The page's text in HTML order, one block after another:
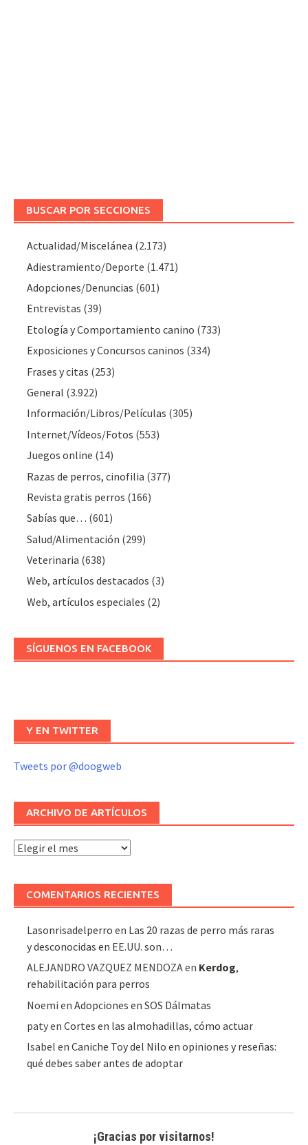
BUSCAR POR SECCIONES
Actualidad/Miscelánea (2.173)
Adiestramiento/Deporte (1.471)
Adopciones/Denuncias (601)
Entrevistas (39)
Etología y Comportamiento canino (733)
Exposiciones y Concursos caninos (334)
Frases y citas (253)
General (3.922)
Información/Libros/Películas (305)
Internet/Vídeos/Fotos (553)
Juegos online (14)
Razas de perros, cinofilia (377)
Revista gratis perros (166)
Sabías que… (601)
Salud/Alimentación (299)
Veterinaria (638)
Web, artículos destacados (3)
Web, artículos especiales (2)
SÍGUENOS EN FACEBOOK
Y EN TWITTER
Tweets por @doogweb
ARCHIVO DE ARTÍCULOS
Archivo
COMENTARIOS RECIENTES
Lasonrisadelperro en Las 20 razas de perro más raras
y desconocidas en EE.UU. son…
ALEJANDRO VAZQUEZ MENDOZAen Kerdog,
rehabilitación para perros
Noemi enAdopciones en SOS Dálmatas
patyenCortes en las almohadillas, cómo actuar
Isabel enCaniche Toy del Nilo en opiniones y reseñas:
qué debes saber antes de adoptar
¡Gracias por visitarnos!